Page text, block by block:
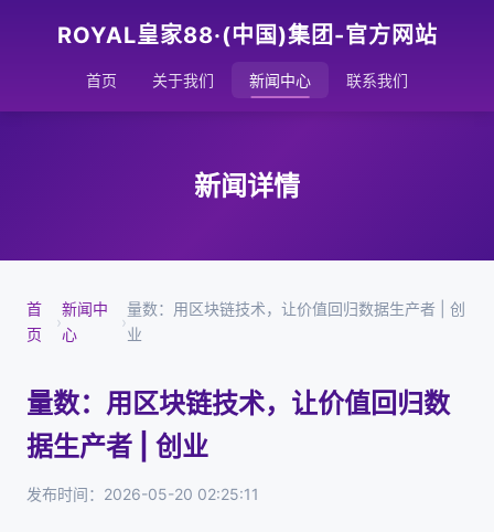
ROYAL皇家88·(中国)集团-官方网站
首页 关于我们 新闻中心 联系我们
新闻详情
首
页
›
新闻中
心
›
量数：用区块链技术，让价值回归数据生产者 | 创
业
量数：用区块链技术，让价值回归数
据生产者 | 创业
发布时间：2026-05-20 02:25:11